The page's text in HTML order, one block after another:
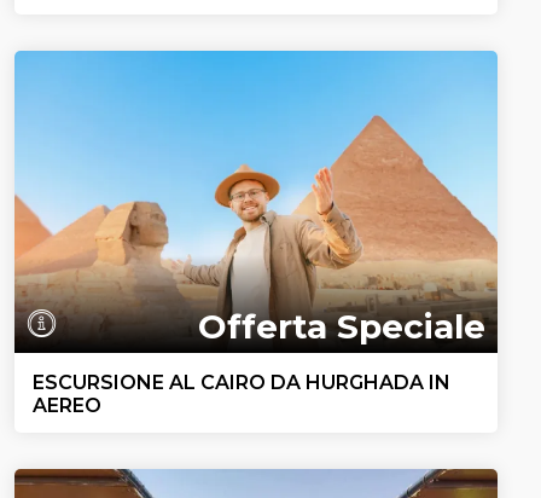
Offerta Speciale
ESCURSIONE AL CAIRO DA HURGHADA IN
AEREO